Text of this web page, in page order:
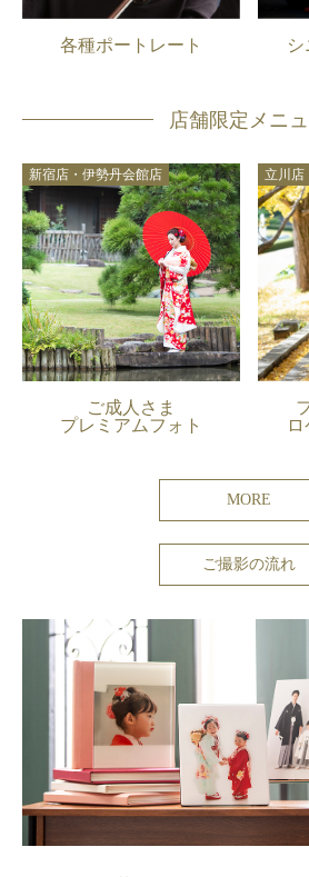
各種ポートレート
店舗限定メニ
ご成人さま
プレミアムフォト
新宿店・伊勢丹会館店 立川店
MORE
ご撮影の流れ